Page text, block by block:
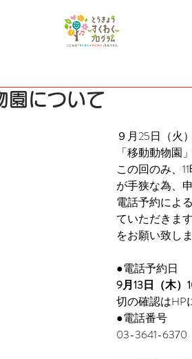
について
９月25日（火
「移動動物園
この回のみ、
が手狭な為、
電話予約によ
ていただきま
をお願い致しま
●電話予約日
9月13日（木）
切の確認はHP
●電話番号
03-3641-6370